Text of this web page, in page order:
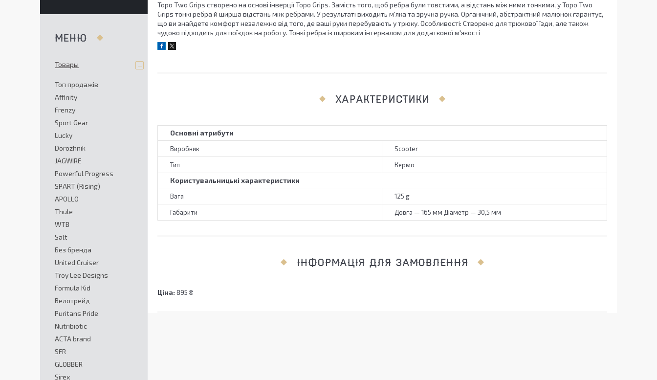
Topo Two Grips створено на основі інверції Topo Grips. Замість того, щоб ребра були товстими, а відстань між ними тонкими, у Topo Two
Grips тонкі ребра й ширша відстань між ребрами. У результаті виходить м'яка та зручна ручка. Органічний, абстрактний малюнок гарантує,
що ви знайдете комфорт незалежно від того, де ваші руки перебувають у трюку. Особливості: Створено для трюкової їзди, але також
чудово підходить для поїздок на роботу. Тонкі ребра із широким інтервалом для додаткової м'якості
ХАРАКТЕРИСТИКИ
Основні атрибути
Виробник Scooter
Тип Кермо
Користувальницькі характеристики
Вага 125 g
Габарити Довга — 165 мм Діаметр — 30,5 мм
ІНФОРМАЦІЯ ДЛЯ ЗАМОВЛЕННЯ
Ціна: 895 ₴
Товары
Топ продажів
Affinity
Frenzy
Sport Gear
Lucky
Dorozhnik
JAGWIRE
Powerful Progress
SPART (Rising)
APOLLO
Thule
WTB
Salt
Без бренда
United Cruiser
Troy Lee Designs
Formula Kid
Велотрейд
Puritans Pride
Nutribiotic
ACTA brand
SFR
GLOBBER
Sirex